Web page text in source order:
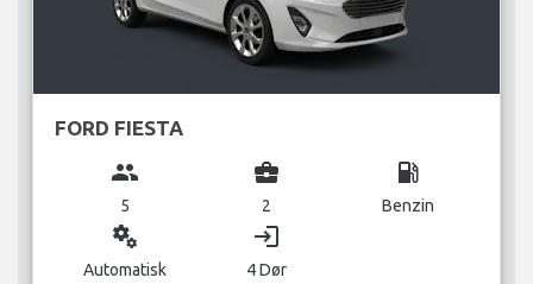
FORD FIESTA
group
5
business_center
2
local_gas_station
Benzin
miscellaneous_services
Automatisk
login
4 Dør